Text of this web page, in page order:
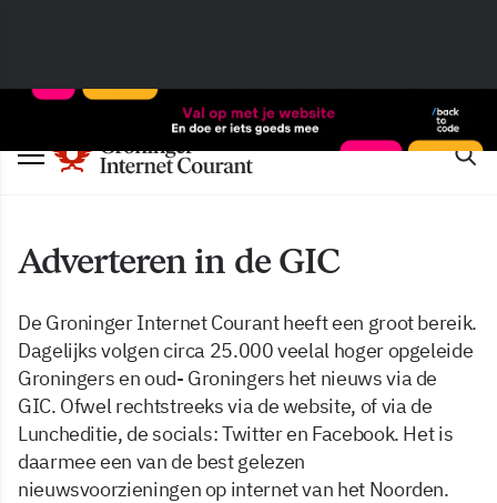
Adverteren in de GIC
De Groninger Internet Courant heeft een groot bereik.
Dagelijks volgen circa 25.000 veelal hoger opgeleide
Groningers en oud- Groningers het nieuws via de
GIC. Ofwel rechtstreeks via de website, of via de
Luncheditie, de socials: Twitter en Facebook. Het is
daarmee een van de best gelezen
nieuwsvoorzieningen op internet van het Noorden.